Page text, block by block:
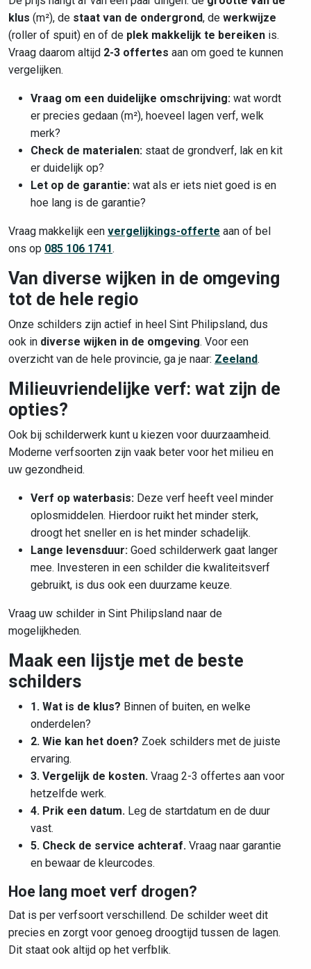
klus (m²), de staat van de ondergrond, de werkwijze
(roller of spuit) en of de plek makkelijk te bereiken is.
Vraag daarom altijd 2-3 offertes aan om goed te kunnen
vergelijken.
Vraag om een duidelijke omschrijving: wat wordt
er precies gedaan (m²), hoeveel lagen verf, welk
merk?
Check de materialen: staat de grondverf, lak en kit
er duidelijk op?
Let op de garantie: wat als er iets niet goed is en
hoe lang is de garantie?
Vraag makkelijk een vergelijkings-offerte aan of bel
ons op 085 106 1741.
Van diverse wijken in de omgeving
tot de hele regio
Onze schilders zijn actief in heel Sint Philipsland, dus
ook in diverse wijken in de omgeving. Voor een
overzicht van de hele provincie, ga je naar: Zeeland.
Milieuvriendelijke verf: wat zijn de
opties?
Ook bij schilderwerk kunt u kiezen voor duurzaamheid.
Moderne verfsoorten zijn vaak beter voor het milieu en
uw gezondheid.
Verf op waterbasis: Deze verf heeft veel minder
oplosmiddelen. Hierdoor ruikt het minder sterk,
droogt het sneller en is het minder schadelijk.
Lange levensduur: Goed schilderwerk gaat langer
mee. Investeren in een schilder die kwaliteitsverf
gebruikt, is dus ook een duurzame keuze.
Vraag uw schilder in Sint Philipsland naar de
mogelijkheden.
Maak een lijstje met de beste
schilders
1. Wat is de klus? Binnen of buiten, en welke
onderdelen?
2. Wie kan het doen? Zoek schilders met de juiste
ervaring.
3. Vergelijk de kosten. Vraag 2-3 offertes aan voor
hetzelfde werk.
4. Prik een datum. Leg de startdatum en de duur
vast.
5. Check de service achteraf. Vraag naar garantie
en bewaar de kleurcodes.
Hoe lang moet verf drogen?
Dat is per verfsoort verschillend. De schilder weet dit
precies en zorgt voor genoeg droogtijd tussen de lagen.
Dit staat ook altijd op het verfblik.